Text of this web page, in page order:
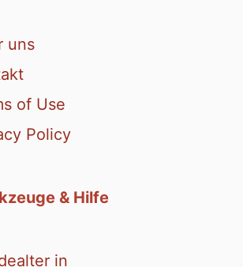
uns
of Use
Policy
& Hilfe
in